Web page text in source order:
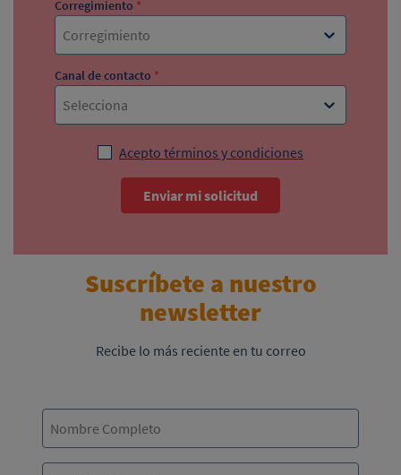
Corregimiento *
Corregimiento
Canal de contacto *
Selecciona
Acepto términos y condiciones
Enviar mi solicitud
Suscríbete a nuestro
newsletter
Recibe lo más reciente en tu correo